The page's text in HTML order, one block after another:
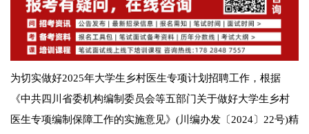
为切实做好2025年大学生乡村医生专项计划招聘工作，根据
《中共四川省委机构编制委员会等五部门关于做好大学生乡村
医生专项编制保障工作的实施意见》(川编办发〔2024〕22号)精